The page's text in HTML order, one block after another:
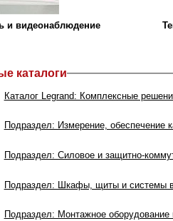
и видеонаблюдение
каталоги
Каталог Legrand: Комплексные
Подраздел: Измерение, обеспечение
Подраздел: Силовое и защитно-
Подраздел: Шкафы, щиты и системы
Подраздел: Монтажное